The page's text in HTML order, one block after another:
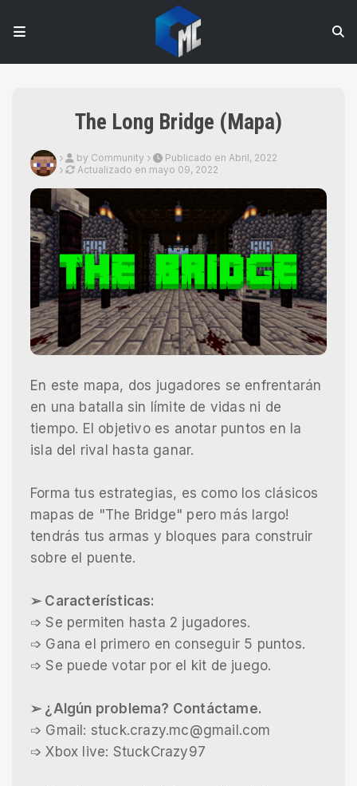
The Long Bridge (Mapa)
by Community
Publicado en Abril, 2022
Actualizado en mayo 09, 2022
En este mapa, dos jugadores se enfrentarán
en una batalla sin límite de vidas ni de
tiempo. El objetivo es anotar puntos en la
isla del rival hasta ganar.
Forma tus estrategias, es como los clásicos
mapas de "The Bridge" pero más largo!
tendrás tus armas y bloques para construir
sobre el puente.
➢ Características:
➩ Se permiten hasta 2 jugadores.
➩ Gana el primero en conseguir 5 puntos.
➩ Se puede votar por el kit de juego.
➢ ¿Algún problema? Contáctame.
➩ Gmail: stuck.crazy.mc@gmail.com
➩ Xbox live: StuckCrazy97